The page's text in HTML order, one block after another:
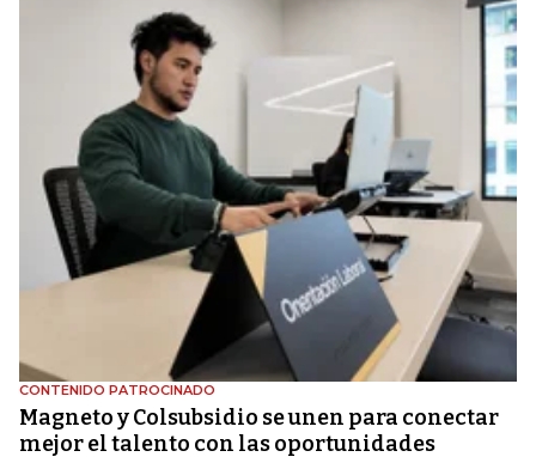
CONTENIDO PATROCINADO
Magneto y Colsubsidio se unen para conectar
mejor el talento con las oportunidades